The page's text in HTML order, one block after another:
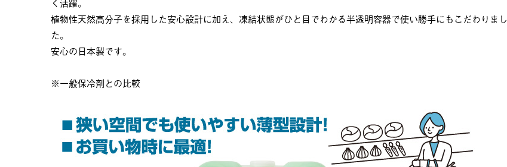
植物性天然高分子を採用した安心設計に加え、凍結状態がひと目でわかる半透明容器で使い勝手にもこだわりまし
た。
安心の日本製です。
※一般保冷剤との比較